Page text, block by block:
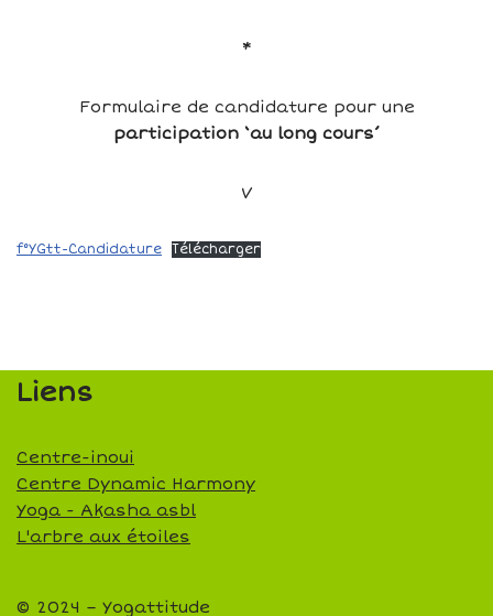
*
Formulaire de candidature pour une
participation ‘au long cours’
V
f°YGtt-Candidature Télécharger
Liens
Centre-inoui
Centre Dynamic Harmony
Yoga - Akasha asbl
L'arbre aux étoiles
© 2024 – Yogattitude